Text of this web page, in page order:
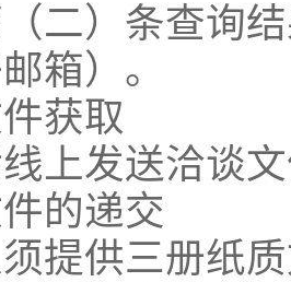
二）条查询
箱）。
获取
上发送洽谈
的递交
提供三册纸